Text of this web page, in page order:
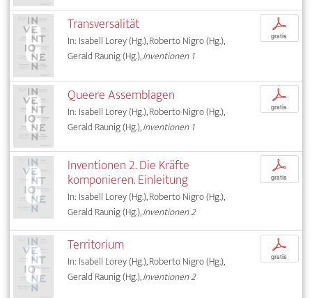
Transversalität
In: Isabell Lorey (Hg.), Roberto Nigro (Hg.),
Gerald Raunig (Hg.),Inventionen 1
p
gratis
Queere Assemblagen
In: Isabell Lorey (Hg.), Roberto Nigro (Hg.),
Gerald Raunig (Hg.),Inventionen 1
p
gratis
Inventionen 2. Die Kräfte
komponieren. Einleitung
In: Isabell Lorey (Hg.), Roberto Nigro (Hg.),
Gerald Raunig (Hg.),Inventionen 2
p
gratis
Territorium
In: Isabell Lorey (Hg.), Roberto Nigro (Hg.),
Gerald Raunig (Hg.),Inventionen 2
p
gratis